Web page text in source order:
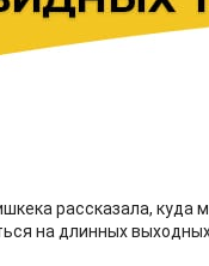
рассказала, куда
на длинных